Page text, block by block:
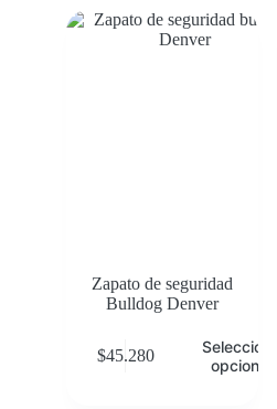
Zapato de seguridad
Bulldog Denver
$45.280
Seleccionar
opciones